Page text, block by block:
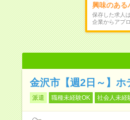
興味のある
保存した求人
企業からアプ
金沢市【週2日～】ホ
派遣 職種未経験OK 社会人未経